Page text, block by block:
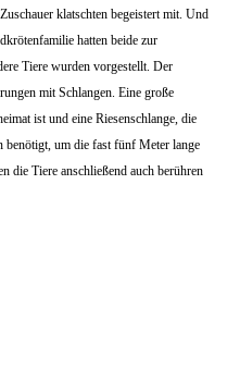
klatschten begeistert mit. Und
hatten beide zur
Tiere wurden vorgestellt. Der
mit Schlangen. Eine große
ist und eine Riesenschlange, die
um die fast fünf Meter lange
die Tiere anschließend auch berühren